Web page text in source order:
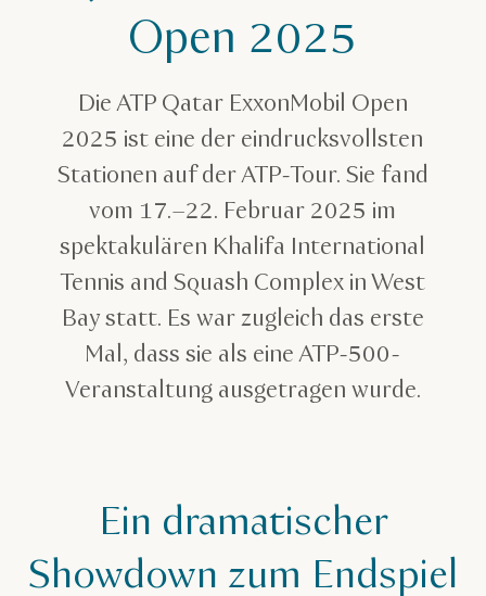
ATP Qatar OpenOpen 2025
Die ATP Qatar ExxonMobil Open
2025 ist eine der eindrucksvollsten
Stationen auf der ATP-Tour. Sie fand
vom 17.–22. Februar 2025 im
spektakulären Khalifa International
Tennis and Squash Complex in West
Bay statt. Es war zugleich das erste
Mal, dass sie als eine ATP-500-
Veranstaltung ausgetragen wurde.
Ein dramatischer
Showdown zum Endspiel